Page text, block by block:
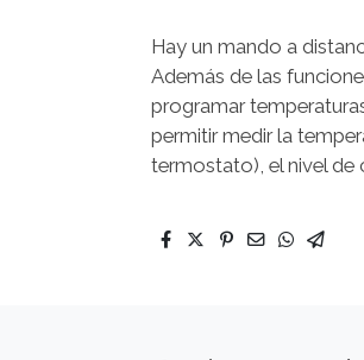
Hay un mando a
Además de las
programar
permitir medir la
termostato), el nivel de